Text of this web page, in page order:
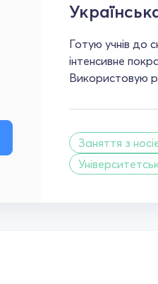
Готую учнів до
інтенсивне
Використовую
Заняття з